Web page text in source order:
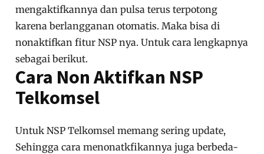
mengaktifkannya dan pulsa terus terpotong
karena berlangganan otomatis. Maka bisa di
nonaktifkan fitur NSP nya. Untuk cara lengkapnya
sebagai berikut.
Cara Non Aktifkan NSP
Telkomsel
Untuk NSP Telkomsel memang sering update,
Sehingga cara menonatkfikannya juga berbeda-